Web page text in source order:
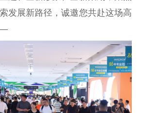
发展新路径，诚邀您共赴这场高